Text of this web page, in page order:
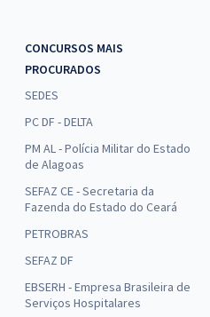
CONCURSOS MAIS
PROCURADOS
SEDES
PC DF - DELTA
PM AL - Polícia Militar do Estado
de Alagoas
SEFAZ CE - Secretaria da
Fazenda do Estado do Ceará
PETROBRAS
SEFAZ DF
EBSERH - Empresa Brasileira de
Serviços Hospitalares